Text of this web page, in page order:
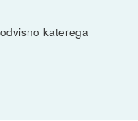
katerega